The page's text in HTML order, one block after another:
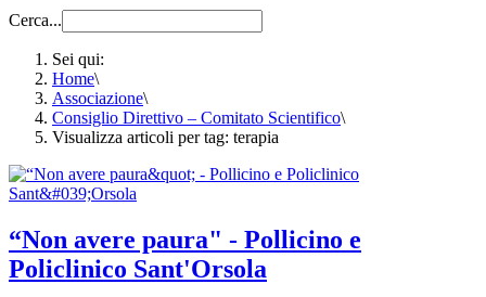
Cerca...
Sei qui:
Home\
Associazione\
Consiglio Direttivo – Comitato Scientifico\
Visualizza articoli per tag: terapia
“Non avere paura" - Pollicino e
Policlinico Sant'Orsola